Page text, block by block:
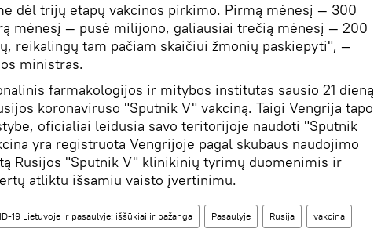
dėl trijų etapų vakcinos pirkimo. Pirmą mėnesį — 300
mėnesį — pusė milijono, galiausiai trečią mėnesį — 200
reikalingų tam pačiam skaičiui žmonių paskiepyti", —
ministras.
farmakologijos ir mitybos institutas sausio 21 dieną
koronaviruso "Sputnik V" vakciną. Taigi Vengrija tapo
oficialiai leidusia savo teritorijoje naudoti "Sputnik
yra registruota Vengrijoje pagal skubaus naudojimo
Rusijos "Sputnik V" klinikinių tyrimų duomenimis ir
atliktu išsamiu vaisto įvertinimu.
19 Lietuvoje ir pasaulyje: iššūkiai ir pažanga Pasaulyje Rusija vakcina